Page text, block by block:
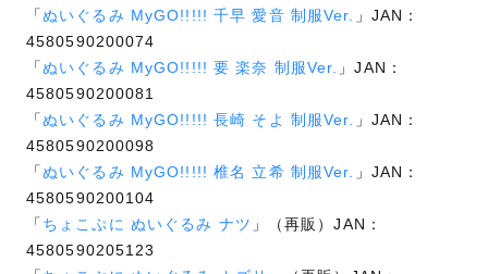
「ぬいぐるみ MyGO!!!!! 千早 愛音 制服Ver.
」JAN：
4580590200074
「ぬいぐるみ MyGO!!!!! 要 楽奈 制服Ver.
」JAN：
4580590200081
「ぬいぐるみ MyGO!!!!! 長崎 そよ 制服Ver.
」JAN：
4580590200098
「ぬいぐるみ MyGO!!!!! 椎名 立希 制服Ver.
」JAN：
4580590200104
「 ちょこぷに ぬいぐるみ ナツ 」（再販）JAN：
4580590205123